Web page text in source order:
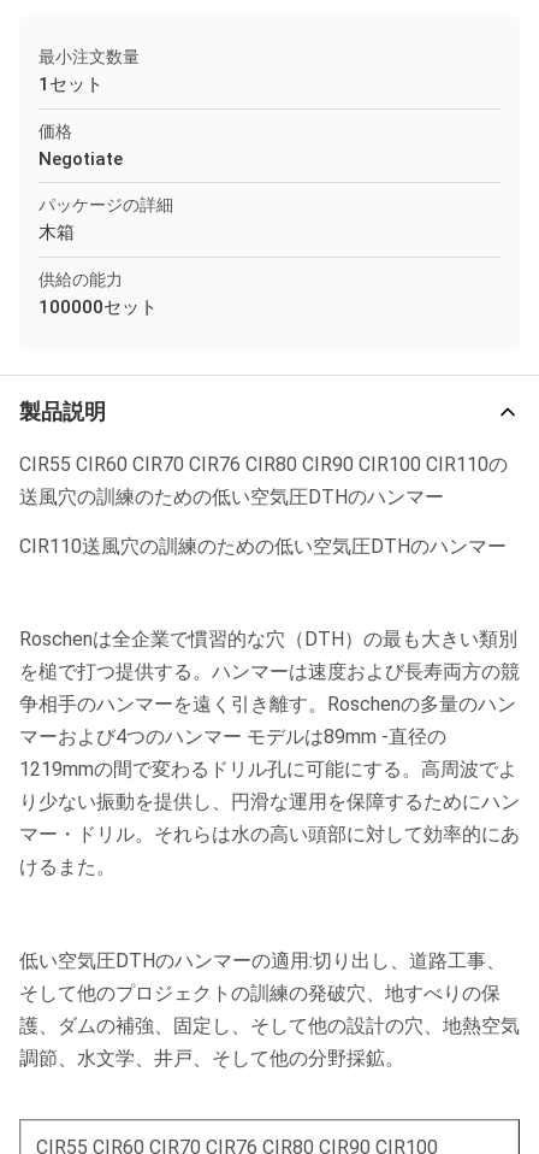
最小注文数量
1セット
価格
Negotiate
パッケージの詳細
木箱
供給の能力
100000セット
製品説明
CIR55 CIR60 CIR70 CIR76 CIR80 CIR90 CIR100 CIR110の
送風穴の訓練のための低い空気圧DTHのハンマー
CIR110送風穴の訓練のための低い空気圧DTHのハンマー
Roschenは全企業で慣習的な穴（DTH）の最も大きい類別
を槌で打つ提供する。ハンマーは速度および長寿両方の競
争相手のハンマーを遠く引き離す。Roschenの多量のハン
マーおよび4つのハンマー モデルは89mm -直径の
1219mmの間で変わるドリル孔に可能にする。高周波でよ
り少ない振動を提供し、円滑な運用を保障するためにハン
マー・ドリル。それらは水の高い頭部に対して効率的にあ
けるまた。
低い空気圧DTHのハンマーの適用:切り出し、道路工事、
そして他のプロジェクトの訓練の発破穴、地すべりの保
護、ダムの補強、固定し、そして他の設計の穴、地熱空気
調節、水文学、井戸、そして他の分野採鉱。
CIR55 CIR60 CIR70 CIR76 CIR80 CIR90 CIR100